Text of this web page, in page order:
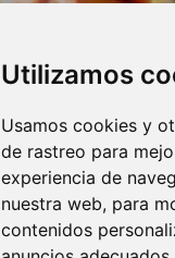
Utilizamos
Usamos cookies y
de rastreo para
experiencia de
nuestra web, para
contenidos